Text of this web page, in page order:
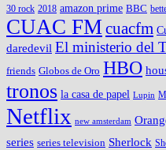
30 rock 2018 amazon prime BBC
CUAC FMcuacfm
daredevil El ministerio del
friends Globos de Oro HBO
tronos la casa de papel Lupin
Netflix new amsterdam
series series television Sherlock